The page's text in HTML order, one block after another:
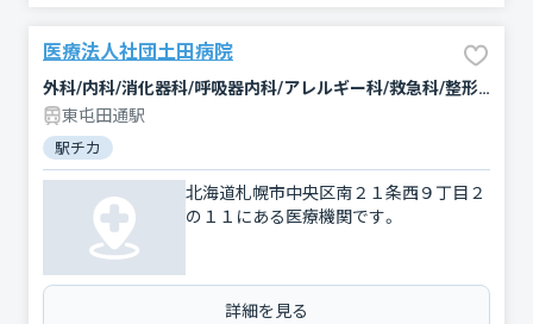
医療法人社団土田病院
外科/内科/消化器科/呼吸器内科/アレルギー科/救急科/整形外科/肛門科/循環器科/リハビリテーション/放射線科
東屯田通駅
駅チカ
北海道札幌市中央区南２１条西９丁目２
の１１にある医療機関です。
詳細を見る